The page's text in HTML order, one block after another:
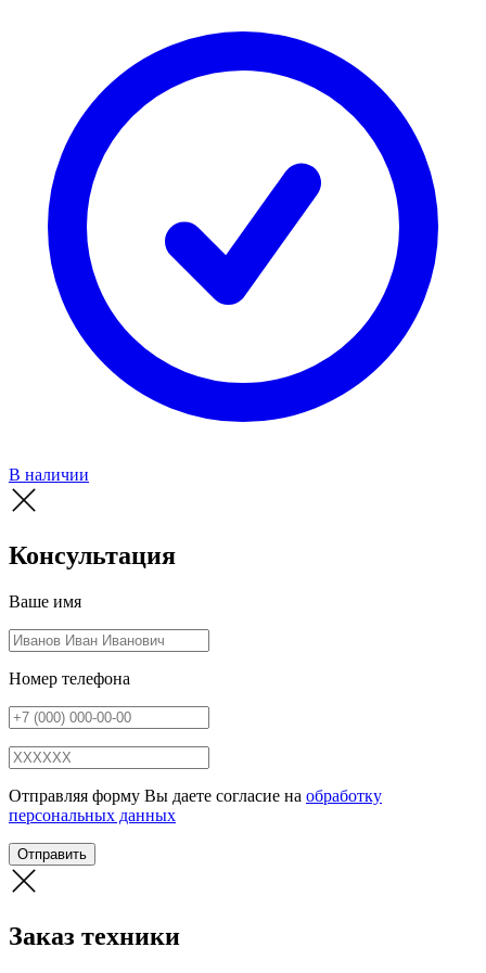
В наличии
Консультация
Ваше имя
Номер телефона
Отправляя форму Вы даете согласие на обработку
персональных данных
Отправить
Заказ техники